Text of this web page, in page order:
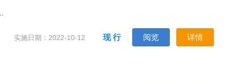
现 行 阅览 详情
实施日期：2022-10-12